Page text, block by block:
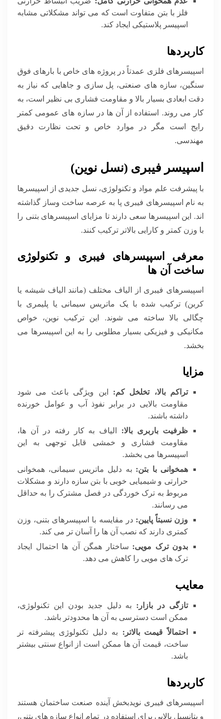
فلز با بتن متفاوت است که می تواند مشکلاتی مشابه
اسپیسر پلاستیکی ایجاد کند.
کاربردها
اسپیسرهای فلزی عمدتاً در پروژه های خاص با بارهای فوق
سنگین، سازه های صنعتی، پل سازی و جاهایی که نیاز به
دقت ابعادی بسیار بالا و مقاومت فشاری بی نظیر است، به
کار می روند. استفاده از آن ها در سازه های عمومی کمتر
رایج است مگر در موارد خاص و تحت نظارت دقیق
مهندسی.
اسپیسر فیبری (نسل نوین)
با پیشرفت علم مواد و تکنولوژی، نسل جدیدی از اسپیسرها
به نام اسپیسرهای فیبری پا به عرصه ساخت وساز گذاشته
اند. این اسپیسرها سعی دارند تا مزایای اسپیسرهای بتنی را
با وزن کمتر و کارایی بالاتر ترکیب کنند.
معرفی اسپیسرهای فیبری و تکنولوژی
ساخت آن ها
اسپیسرهای فیبری از الیاف مختلف (مانند الیاف شیشه یا
کربن) ترکیب شده با یک ماتریس سیمانی یا پلیمری با
چگالی بالا ساخته می شوند. این ترکیب نوین، خواص
مکانیکی و فیزیکی بسیار مطلوبی را به این اسپیسرها می
بخشد.
مزایا
تراکم بالا، تخلخل کم:
این ویژگی باعث می شود
مقاومت بالایی در برابر نفوذ آب و عوامل خورنده
داشته باشند.
ظرفیت باربری بالا:
الیاف به کار رفته در آن ها،
مقاومت فشاری و خمشی قابل توجهی به این
اسپیسرها می بخشد.
همخوانی با بتن: به دلیل ماتریس سیمانی، همخوانی
حرارتی و شیمیایی خوبی با بتن سازه دارند و مشکلات
مربوط به ترک خوردگی در فصل مشترک را به حداقل
می رسانند.
وزن نسبتاً پایین:در مقایسه با اسپیسرهای بتنی، وزن
کمتری دارند که نصب آن ها را آسان تر می کند.
بدون ترک مویی: ساختار همگن آن ها احتمال ایجاد
ترک های مویی را کاهش می دهد.
معایب
تازگی در بازار: به دلیل جدید بودن این تکنولوژی،
ممکن است دسترسی به آن ها محدودتر باشد.
احتمالاً قیمت بالاتر: به دلیل تکنولوژی پیشرفته تر
ساخت، قیمت آن ها ممکن است از انواع سنتی بیشتر
باشد.
کاربردها
اسپیسرهای فیبری نویدبخش آینده صنعت ساختمان هستند
و پتانسیل بالایی برای استفاده در تمام انواع سازه های بتنی،